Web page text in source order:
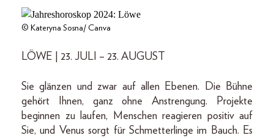
© Kateryna Sosna/ Canva
LÖWE | 23. JULI – 23. AUGUST
Sie glänzen und zwar auf allen Ebenen. Die Bühne
gehört Ihnen, ganz ohne Anstrengung. Projekte
beginnen zu laufen, Menschen reagieren positiv auf
Sie, und Venus sorgt für Schmetterlinge im Bauch. Es